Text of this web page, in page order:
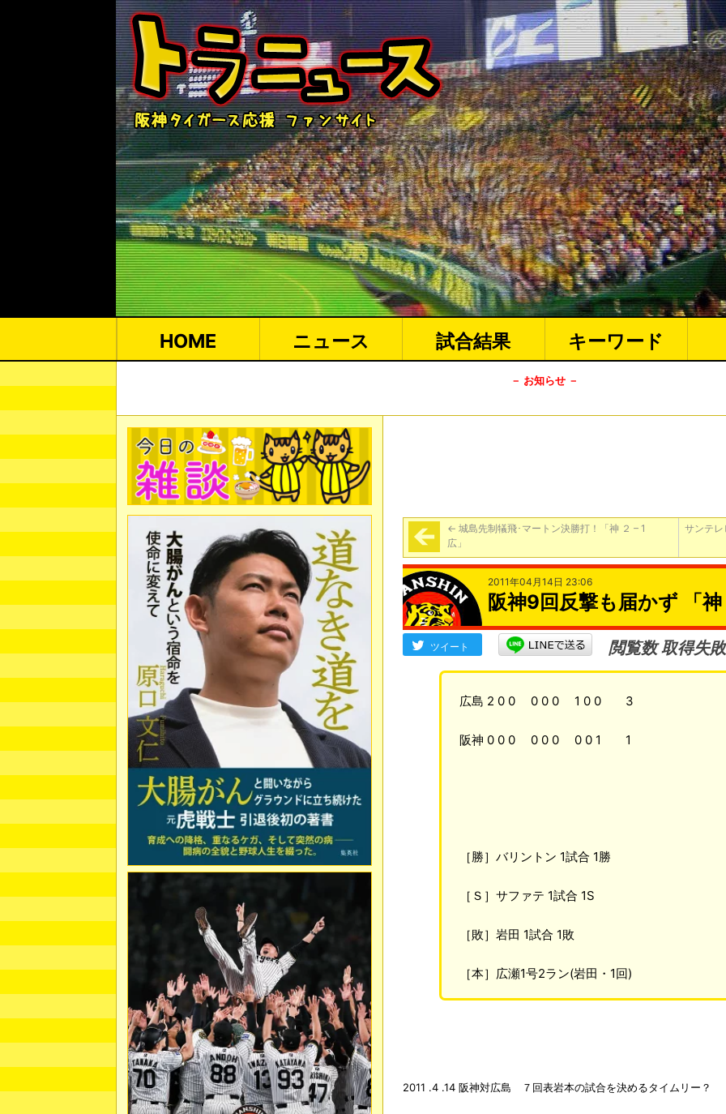
HOME ニュース 試合結果 キーワード
－ お知らせ －
← 城島先制犠飛･マートン決勝打！「神 ２ – 1
広」
サンテ
2011年04月14日 23:06
阪神9回反撃も届かず 「神
ツイート 閲覧数 取得失敗
広島 2 0 0 0 0 0 1 0 0 3
阪神 0 0 0 0 0 0 0 0 1 1
［勝］バリントン 1試合 1勝
［Ｓ］サファテ 1試合 1S
［敗］岩田 1試合 1敗
［本］広瀬1号2ラン(岩田・1回)
2011 .4 .14 阪神対広島 ７回表岩本の試合を決めるタイムリー？